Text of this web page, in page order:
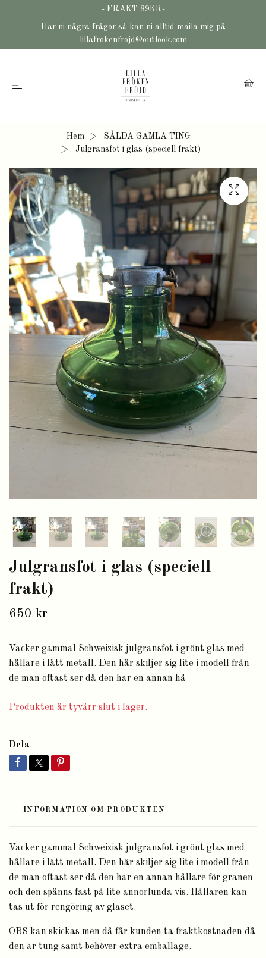
- FRAKT 89KR-
Har ni några frågor så kan ni alltid maila mig på
lillafrokenfrojd@outlook.com
Hem
SÅLDA GAMLA TING
Julgransfot i glas (speciell frakt)
Julgransfot i glas (speciell
frakt)
650 kr
Vacker gammal Schweizisk julgransfot i grönt glas med
hållare i lätt metall. Den här skiljer sig lite i modell från
de man oftast ser då den har en annan hå
Produkten är tyvärr slut i lager.
Dela
INFORMATION OM PRODUKTEN
Vacker gammal Schweizisk julgransfot i grönt glas med
hållare i lätt metall. Den här skiljer sig lite i modell från
de man oftast ser då den har en annan hållare för granen
och den spänns fast på lite annorlunda vis. Hållaren kan
tas ut för rengöring av glaset.
OBS kan skickas men då får kunden ta fraktkostnaden då
den är tung samt behöver extra emballage.